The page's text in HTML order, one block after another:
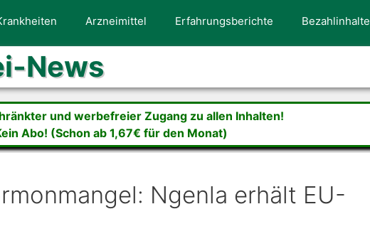
Arzneimittel Erfahrungsberichte Bezahlinhalte
News
und werbefreier Zugang zu allen Inhalten!
Abo! (Schon ab 1,67€ für den Monat)
Ngenla erhält EU-